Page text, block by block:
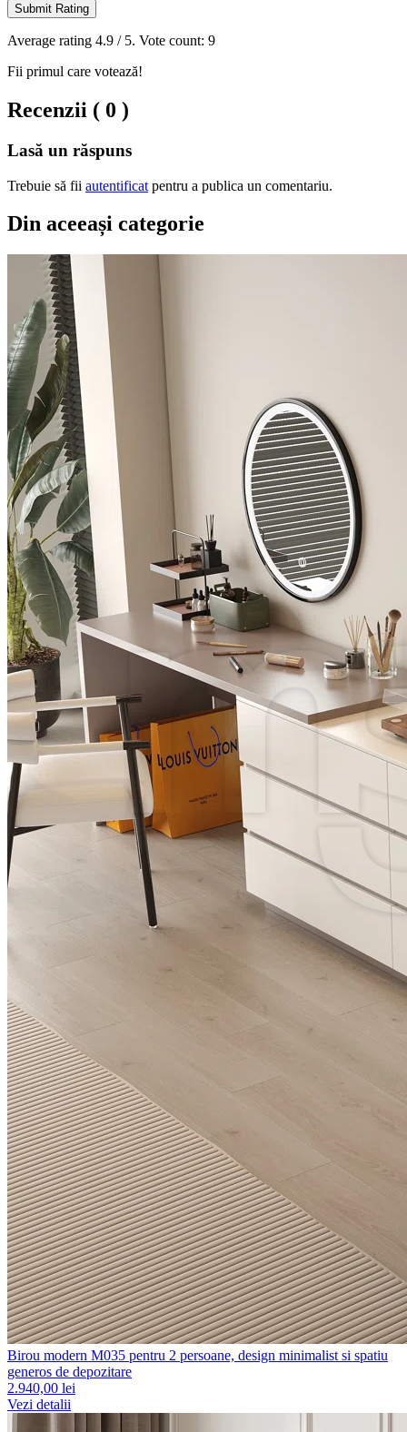
Submit Rating
Average rating 4.9 / 5. Vote count: 9
Fii primul care votează!
Recenzii ( 0 )
Lasă un răspuns
Trebuie să fii autentificat pentru a publica un comentariu.
Din aceeași categorie
Birou modern M035 pentru 2 persoane, design minimalist si spatiu
generos de depozitare
2.940,00 lei
Vezi detalii